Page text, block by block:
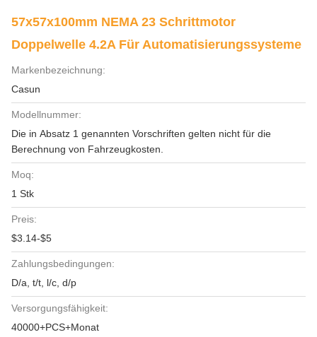
57x57x100mm NEMA 23 Schrittmotor
Doppelwelle 4.2A Für Automatisierungssysteme
Markenbezeichnung:
Casun
Modellnummer:
Die in Absatz 1 genannten Vorschriften gelten nicht für die
Berechnung von Fahrzeugkosten.
Moq:
1 Stk
Preis:
$3.14-$5
Zahlungsbedingungen:
D/a, t/t, l/c, d/p
Versorgungsfähigkeit:
40000+PCS+Monat